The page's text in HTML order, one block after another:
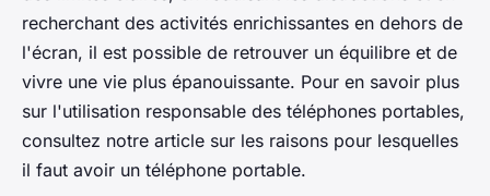
recherchant des activités enrichissantes en dehors de
l'écran, il est possible de retrouver un équilibre et de
vivre une vie plus épanouissante. Pour en savoir plus
sur l'utilisation responsable des téléphones portables,
consultez notre article sur les raisons pour lesquelles
il faut avoir un téléphone portable.